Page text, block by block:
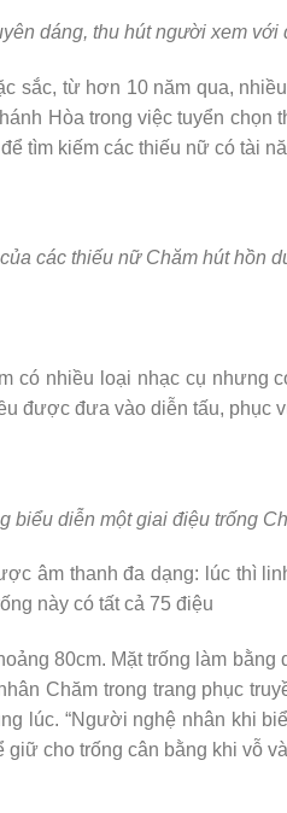
dáng, thu hút người xem
sắc, từ hơn 10 năm qua,
Hòa trong việc tuyển
tìm kiếm các thiếu nữ có tài
các thiếu nữ Chăm hút hồn
có nhiều loại nhạc cụ nhưng
được đưa vào diễn tấu, phục
biểu diễn một giai điệu trống
âm thanh đa dạng: lúc thì
này có tất cả 75 điệu
80cm. Mặt trống làm bằng
Chăm trong trang phục
lúc. “Người nghệ nhân khi
cho trống cân bằng khi vỗ